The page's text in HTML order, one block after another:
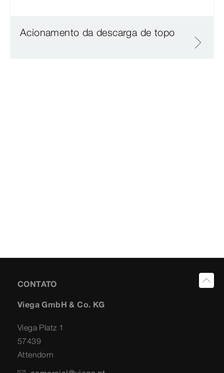
Acionamento da descarga de topo
CONTATO
Viega GmbH & Co. KG
Viega Platz 1
57439
Attendorn